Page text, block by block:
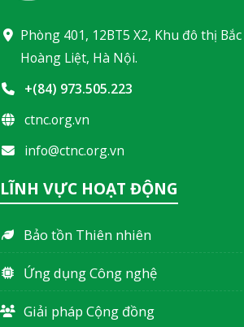
Phòng 401, 12BT5 X2, Khu đô thị
Hoàng Liệt, Hà Nội.
+(84) 973.505.223
ctnc.org.vn
info@ctnc.org.vn
LĨNH VỰC HOẠT ĐỘNG
Bảo tồn Thiên nhiên
Ứng dụng Công nghệ
Giải pháp Cộng đồng